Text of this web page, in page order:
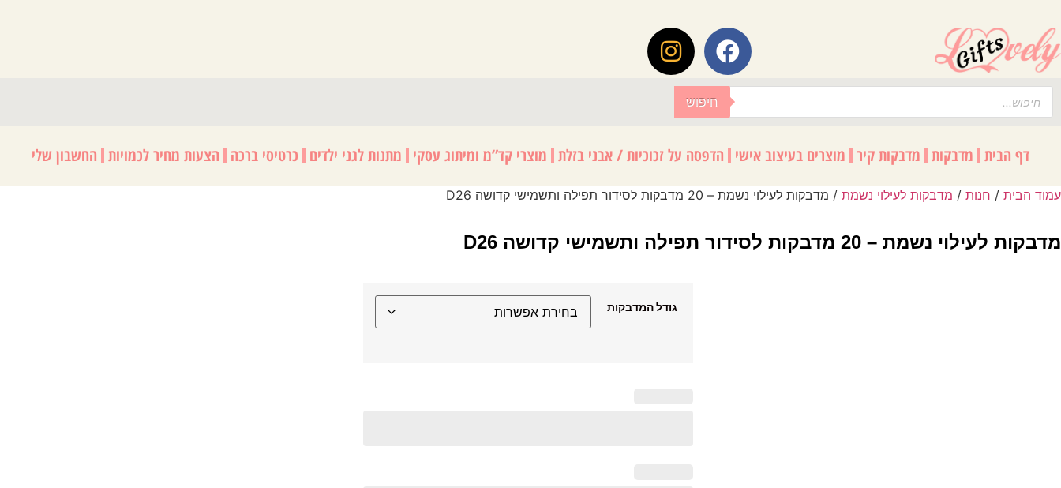
חיפוש
דף הבית מדבקות מדבקות קיר מוצרים בעיצוב אישי הדפסה על זכוכיות / אבני בזלת מוצרי קד”מ ומיתוג עסקי מתנות לגני ילדים כרטיסי ברכה הצעות מחיר לכמויות החשבון שלי
עמוד הבית / חנות / מדבקות לעילוי נשמת / מדבקות לעילוי נשמת – 20 מדבקות לסידור תפילה ותשמישי קדושה D26
מדבקות לעילוי נשמת – 20 מדבקות לסידור תפילה ותשמישי קדושה D26
גודל המדבקות